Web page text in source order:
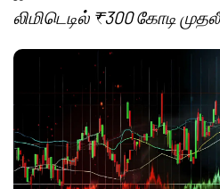
லிமிடெடில் ₹300 கோடி